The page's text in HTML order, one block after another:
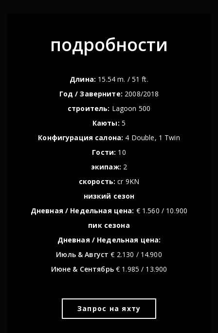
подробности
Длина: 15.54 m. / 51 ft.
Год / Заверните: 2008/2018
строитель: Lagoon 500
Каюты: 5
Конфигурация салона: 4 Double, 1 Twin
Гости: 10
экипаж: 2
скорость: cr 9KN
низкий сезон
Дневная / Недельная цена: € 1.560 / 10.900
пик сезонa
Дневная / Недельная цена:
Июль & Август € 2.130 / 14.900
Июне & Сентябрь€ 1.985 / 13.900
Запрос на яхту